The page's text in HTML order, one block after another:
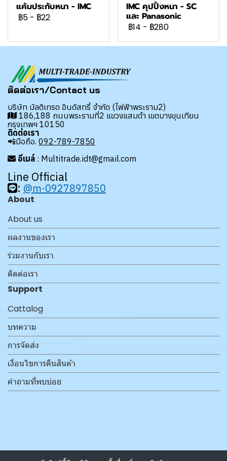
แค้มประกับหนา - IMC
฿5 - ฿22
IMC คุปปิ้งหนา - SC
และ Panasonic
฿14 - ฿280
ติดต่อเรา/Contact us
บริษัท มัลติเทรด อินดัสทรี้ จำกัด (ไฟฟ้าพระราม2)
186,188 ถนนพระรามที่2 แขวงแสมดำ เขตบางขุนเทียน
กรุงเทพฯ 10150
ติดต่อเรา
📲มือถือ. 092-789-7850
อีเมล์ : Multitrade.idt@gmail.com
Line Official
: @m-0927897850
About
About us
ผลงานของเรา
ร่วมงานกับเรา
ติดต่อเรา
Support
Cattalog
บทความ
การจัดส่ง
เงื่อนไขการคืนสินค้า
คำถามที่พบบ่อย